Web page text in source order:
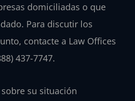
domiciliadas o que
Para discutir los
contacte a Law Offices
437-7747.
su situación